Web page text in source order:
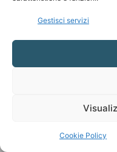
Gestisci servizi
Cookie Policy